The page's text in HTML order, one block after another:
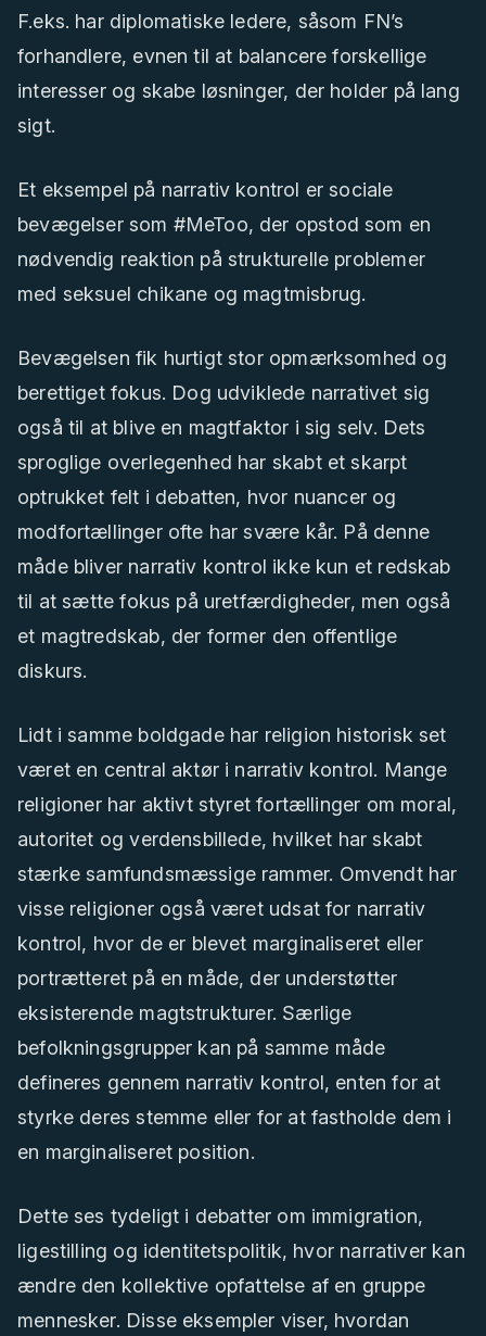
F.eks. har diplomatiske ledere, såsom FN’s
forhandlere, evnen til at balancere forskellige
interesser og skabe løsninger, der holder på lang
sigt.
Et eksempel på narrativ kontrol er sociale
bevægelser som #MeToo, der opstod som en
nødvendig reaktion på strukturelle problemer
med seksuel chikane og magtmisbrug.
Bevægelsen fik hurtigt stor opmærksomhed og
berettiget fokus. Dog udviklede narrativet sig
også til at blive en magtfaktor i sig selv. Dets
sproglige overlegenhed har skabt et skarpt
optrukket felt i debatten, hvor nuancer og
modfortællinger ofte har svære kår. På denne
måde bliver narrativ kontrol ikke kun et redskab
til at sætte fokus på uretfærdigheder, men også
et magtredskab, der former den offentlige
diskurs.
Lidt i samme boldgade har religion historisk set
været en central aktør i narrativ kontrol. Mange
religioner har aktivt styret fortællinger om moral,
autoritet og verdensbillede, hvilket har skabt
stærke samfundsmæssige rammer. Omvendt har
visse religioner også været udsat for narrativ
kontrol, hvor de er blevet marginaliseret eller
portrætteret på en måde, der understøtter
eksisterende magtstrukturer. Særlige
befolkningsgrupper kan på samme måde
defineres gennem narrativ kontrol, enten for at
styrke deres stemme eller for at fastholde dem i
en marginaliseret position.
Dette ses tydeligt i debatter om immigration,
ligestilling og identitetspolitik, hvor narrativer kan
ændre den kollektive opfattelse af en gruppe
mennesker. Disse eksempler viser, hvordan